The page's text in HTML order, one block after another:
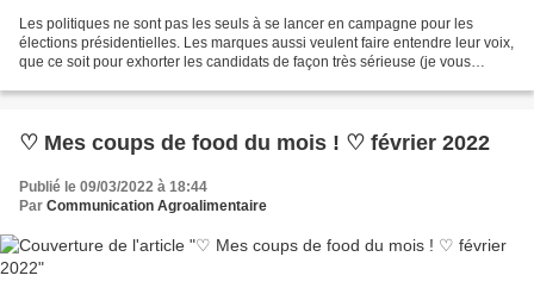
Les politiques ne sont pas les seuls à se lancer en campagne pour les
élections présidentielles. Les marques aussi veulent faire entendre leur voix,
que ce soit pour exhorter les candidats de façon très sérieuse (je vous
♡ Mes coups de food du mois ! ♡ février 2022
Publié le 09/03/2022 à 18:44
Par Communication Agroalimentaire